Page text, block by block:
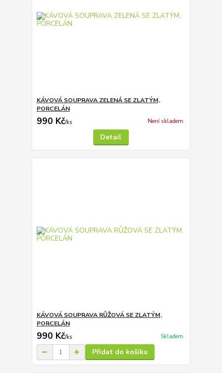
KÁVOVÁ SOUPRAVA ZELENÁ SE ZLATÝM,
PORCELÁN
990 Kč/ks Není skladem
Detail
KÁVOVÁ SOUPRAVA RŮŽOVÁ SE ZLATÝM,
PORCELÁN
990 Kč/ks Skladem
Přidat do košíku